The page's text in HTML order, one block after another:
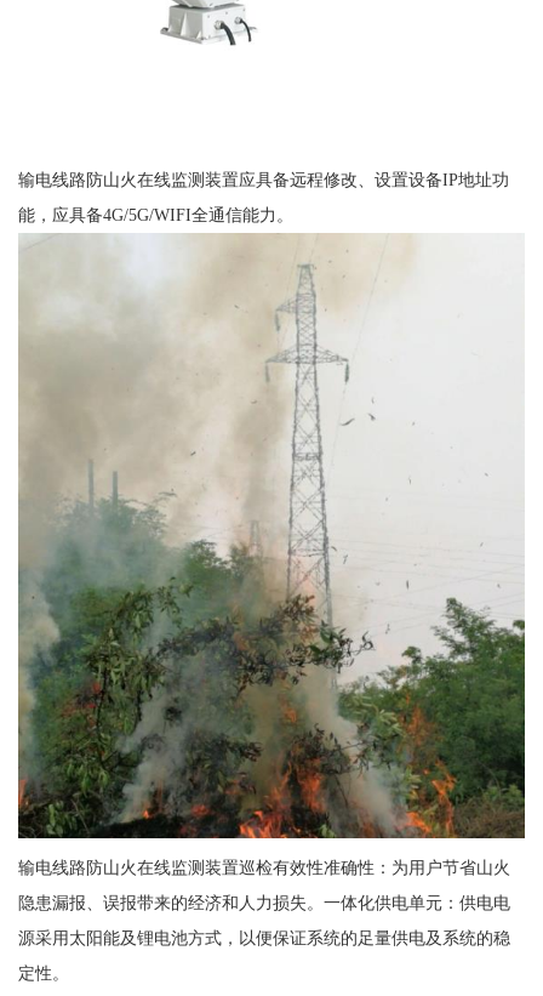
输电线路防山火在线监测装置应具备远程修改、设置设备IP地址功
能，应具备4G/5G/WIFI全通信能力。
输电线路防山火在线监测装置巡检有效性准确性：为用户节省山火
隐患漏报、误报带来的经济和人力损失。一体化供电单元：供电电
源采用太阳能及锂电池方式，以便保证系统的足量供电及系统的稳
定性。